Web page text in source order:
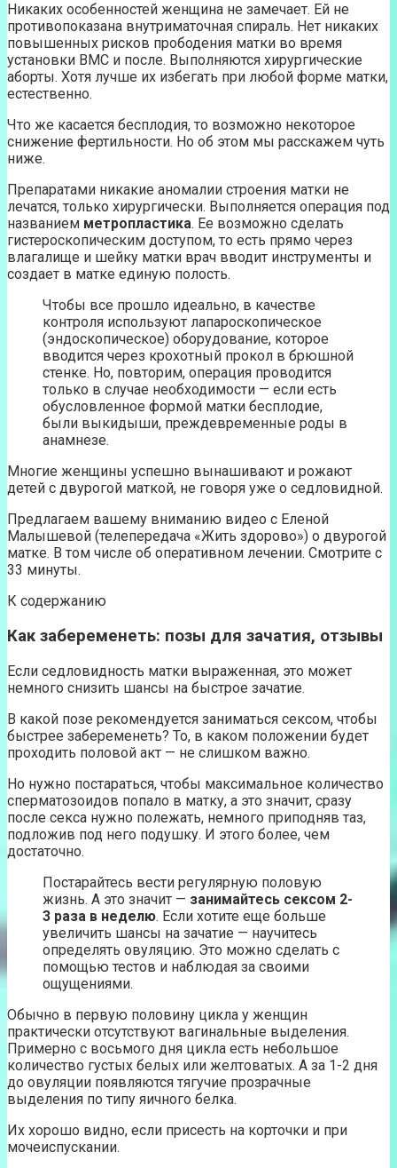
Никаких особенностей женщина не замечает. Ей не
противопоказана внутриматочная спираль. Нет никаких
повышенных рисков прободения матки во время
установки ВМС и после. Выполняются хирургические
аборты. Хотя лучше их избегать при любой форме матки,
естественно.
Что же касается бесплодия, то возможно некоторое
снижение фертильности. Но об этом мы расскажем чуть
ниже.
Препаратами никакие аномалии строения матки не
лечатся, только хирургически. Выполняется операция под
названием метропластика. Ее возможно сделать
гистероскопическим доступом, то есть прямо через
влагалище и шейку матки врач вводит инструменты и
создает в матке единую полость.
Чтобы все прошло идеально, в качестве
контроля используют лапароскопическое
(эндоскопическое) оборудование, которое
вводится через крохотный прокол в брюшной
стенке. Но, повторим, операция проводится
только в случае необходимости — если есть
обусловленное формой матки бесплодие,
были выкидыши, преждевременные роды в
анамнезе.
Многие женщины успешно вынашивают и рожают
детей с двурогой маткой, не говоря уже о седловидной.
Предлагаем вашему вниманию видео с Еленой
Малышевой (телепередача «Жить здорово») о двурогой
матке. В том числе об оперативном лечении. Смотрите с
33 минуты.
К содержанию
Как забеременеть: позы для зачатия, отзывы
Если седловидность матки выраженная, это может
немного снизить шансы на быстрое зачатие.
В какой позе рекомендуется заниматься сексом, чтобы
быстрее забеременеть? То, в каком положении будет
проходить половой акт — не слишком важно.
Но нужно постараться, чтобы максимальное количество
сперматозоидов попало в матку, а это значит, сразу
после секса нужно полежать, немного приподняв таз,
подложив под него подушку. И этого более, чем
достаточно.
Постарайтесь вести регулярную половую
жизнь. А это значит — занимайтесь сексом 2-
3 раза в неделю. Если хотите еще больше
увеличить шансы на зачатие — научитесь
определять овуляцию. Это можно сделать с
помощью тестов и наблюдая за своими
ощущениями.
Обычно в первую половину цикла у женщин
практически отсутствуют вагинальные выделения.
Примерно с восьмого дня цикла есть небольшое
количество густых белых или желтоватых. А за 1-2 дня
до овуляции появляются тягучие прозрачные
выделения по типу яичного белка.
Их хорошо видно, если присесть на корточки и при
мочеиспускании.